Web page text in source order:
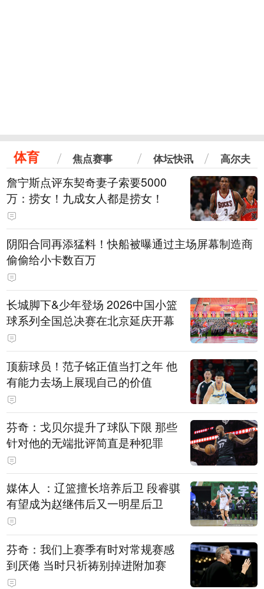
体育 焦点赛事 体坛快讯 高尔夫
詹宁斯点评东契奇妻子索要5000
万：捞女！九成女人都是捞女！
阴阳合同再添猛料！快船被曝通过主场屏幕制造商
偷偷给小卡数百万
长城脚下&少年登场 2026中国小篮
球系列全国总决赛在北京延庆开幕
顶薪球员！范子铭正值当打之年 他
有能力去场上展现自己的价值
芬奇：戈贝尔提升了球队下限 那些
针对他的无端批评简直是种犯罪
媒体人 ：辽篮擅长培养后卫 段睿骐
有望成为赵继伟后又一明星后卫
芬奇：我们上赛季有时对常规赛感
到厌倦 当时只祈祷别掉进附加赛